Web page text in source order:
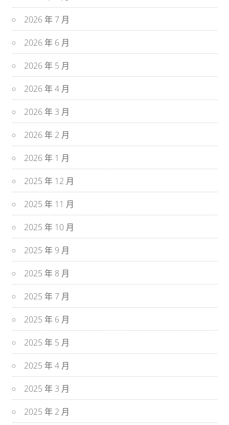
2026 年 7 月
2026 年 6 月
2026 年 5 月
2026 年 4 月
2026 年 3 月
2026 年 2 月
2026 年 1 月
2025 年 12 月
2025 年 11 月
2025 年 10 月
2025 年 9 月
2025 年 8 月
2025 年 7 月
2025 年 6 月
2025 年 5 月
2025 年 4 月
2025 年 3 月
2025 年 2 月